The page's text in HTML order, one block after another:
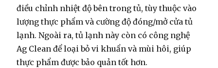
điều chỉnh nhiệt độ bên trong tủ, tùy thuộc vào
lượng thực phẩm và cường độ đóng/mở cửa tủ
lạnh. Ngoài ra, tủ lạnh này còn có công nghệ
Ag Clean để loại bỏ vi khuẩn và mùi hôi, giúp
thực phẩm được bảo quản tốt hơn.